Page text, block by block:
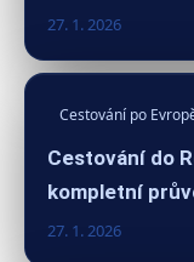
27. 1. 2026
Cestování po
Cestování do
kompletní
27. 1. 2026